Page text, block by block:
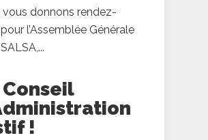
vous donnons rendez-
l’Assemblée Générale
Conseil
!